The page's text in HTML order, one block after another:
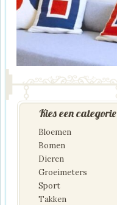
Kies een categorie
Bloemen
Bomen
Dieren
Groeimeters
Sport
Takken